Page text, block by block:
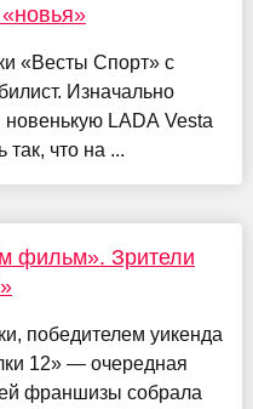
«Весты Спорт» с
Изначально
новенькую LADA Vesta
так, что на ...
фильм». Зрители
победителем уикенда
12» — очередная
франшизы собрала